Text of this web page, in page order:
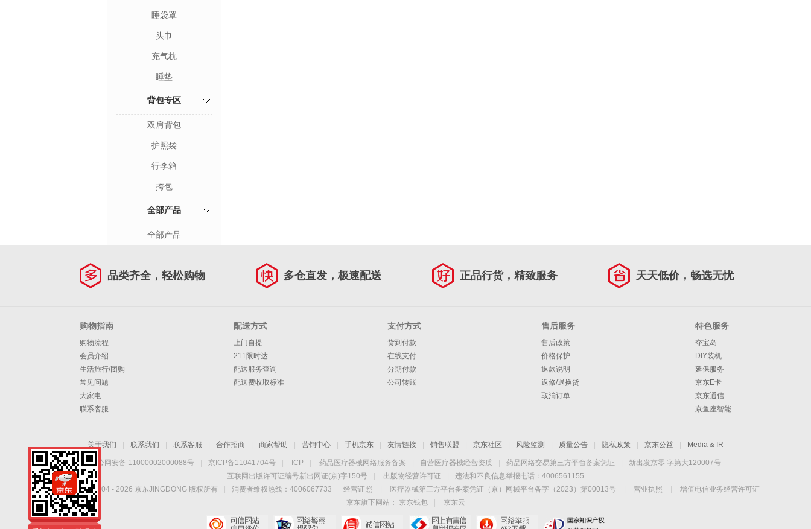
睡袋罩
头巾
充气枕
睡垫
背包专区
双肩背包
护照袋
行李箱
挎包
全部产品
全部产品
品类齐全，轻松购物 多仓直发，极速配送 正品行货，精致服务 天天低价，畅选无忧
购物指南
购物流程
会员介绍
生活旅行/团购
常见问题
大家电
联系客服
配送方式
上门自提
211限时达
配送服务查询
配送费收取标准
支付方式
货到付款
在线支付
分期付款
公司转账
售后服务
售后政策
价格保护
退款说明
返修/退换货
取消订单
特色服务
夺宝岛
DIY装机
延保服务
京东E卡
京东通信
京鱼座智能
关于我们 联系我们 联系客服 合作招商 商家帮助 营销中心 手机京东 友情链接 销售联盟 京东社区 风险监测 质量公告 隐私政策 京东公益 Media & IR
京公网安备 11000002000088号 京ICP备11041704号 ICP 药品医疗器械网络服务备案 自营医疗器械经营资质 药品网络交易第三方平台备案凭证
新出发京零 字第大120007号
互联网出版许可证编号新出网证(京)字150号
出版物经营许可证
违法和不良信息举报电话：4006561155
Copyright © 2004 - 2026 京东JINGDONG 版权所有 消费者维权热线：4006067733 经营证照 医疗器械第三方平台备案凭证（京）网械平台备字（2023）第00013号 营业执照
增值电信业务经营许可证
京东旗下网站：
京东钱包
京东云
手机扫一扫，劲爆优
惠触手可得！